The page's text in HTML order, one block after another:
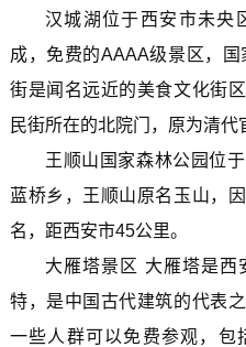
汉城湖位于西安市未央
成，免费的AAAA级景区，
街是闻名远近的美食文化街
民街所在的北院门，原为清代
王顺山国家森林公园位
蓝桥乡，王顺山原名玉山，
名，距西安市45公里。
大雁塔景区 大雁塔是西
特，是中国古代建筑的代表
一些人群可以免费参观，包